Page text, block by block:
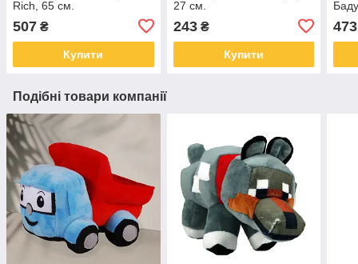
Rich, 65 см.
507 ₴
Купити
27 см.
243₴
Купити
473
Подібні товари компанії